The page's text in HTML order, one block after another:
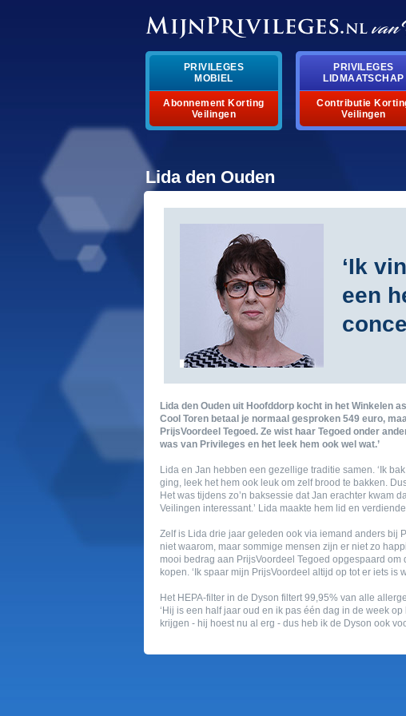
privileges
mobiel
abonnement korting
veilingen
privileges
lidmaatschap
contributie
veilingen
lida den ouden
‘ik
een
lida den ouden uit hoofddorp kocht in het winkelen
cool toren betaal je normaal gesproken 549 euro,
prijsvoordeel tegoed. ze wist haar tegoed onder
was van privileges en het leek hem ook wel wat.’
lida en jan hebben een gezellige traditie samen. ‘ik
ging, leek het hem ook leuk om zelf brood te bakken.
het was tijdens zo’n baksessie dat jan erachter kwam
veilingen interessant.’ lida maakte hem lid en
zelf is lida drie jaar geleden ook via iemand anders bij
niet waarom, maar sommige mensen zijn er niet zo
mooi bedrag aan prijsvoordeel tegoed opgespaard
kopen. ‘ik spaar mijn prijsvoordeel altijd op tot er iets is
het hepa-filter in de dyson filtert 99,95% van alle
‘hij is een half jaar oud en ik pas één dag in de week
krijgen - hij hoest nu al erg - dus heb ik de dyson ook